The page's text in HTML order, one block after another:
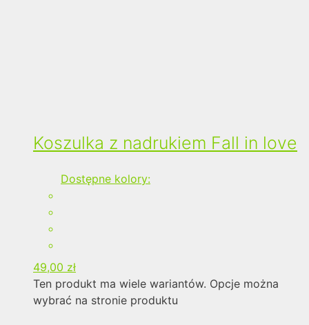
Koszulka z nadrukiem Fall in love
Dostępne kolory:
49,00 zł
Ten produkt ma wiele wariantów. Opcje można
wybrać na stronie produktu